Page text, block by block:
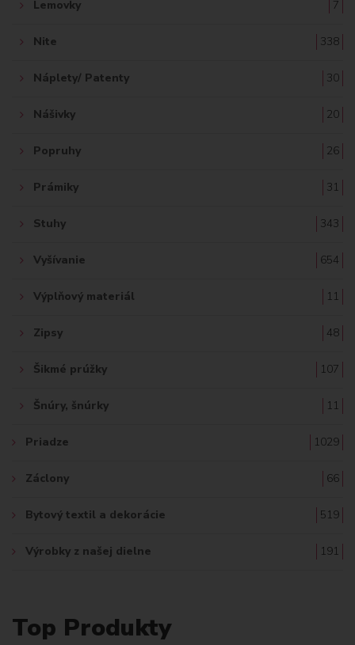
Lemovky 7
Nite 338
Náplety/ Patenty 30
Nášivky 20
Popruhy 26
Prámiky 31
Stuhy 343
Vyšívanie 654
Výplňový materiál 11
Zipsy 48
Šikmé prúžky 107
Šnúry, šnúrky 11
Priadze 1029
Záclony 66
Bytový textil a dekorácie 519
Výrobky z našej dielne 191
Top Produkty